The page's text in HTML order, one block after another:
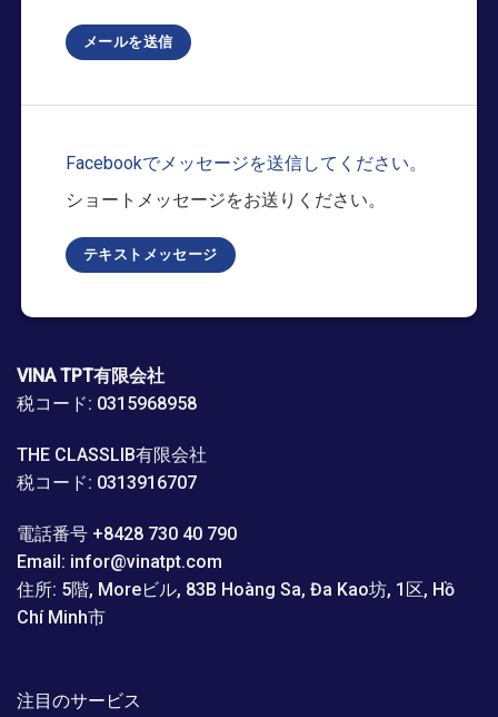
メールを送信
Facebookでメッセージを送信してください。
ショートメッセージをお送りください。
テキストメッセージ
VINA TPT有限会社
税コード: 0315968958
THE CLASSLIB有限会社
税コード: 0313916707
電話番号 +8428 730 40 790
Email: infor@vinatpt.com
住所: 5階, Moreビル, 83B Hoàng Sa, Đa Kao坊, 1区, Hồ
Chí Minh市
注目のサービス